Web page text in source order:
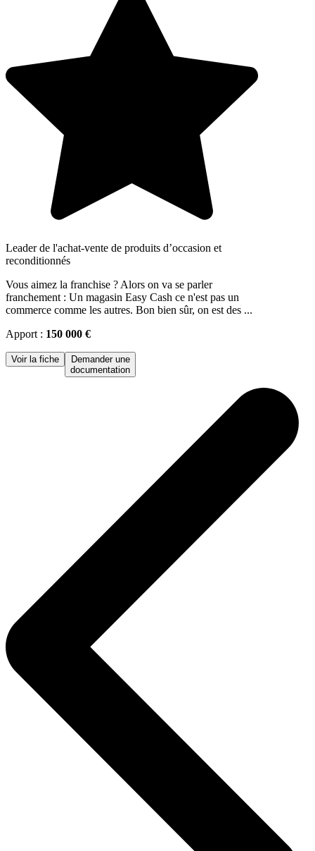
Leader de l'achat-vente de produits d’occasion et
reconditionnés
Vous aimez la franchise ? Alors on va se parler
franchement : Un magasin Easy Cash ce n'est pas un
commerce comme les autres. Bon bien sûr, on est des ...
Apport : 150 000 €
Voir la fiche
Demander une
documentation